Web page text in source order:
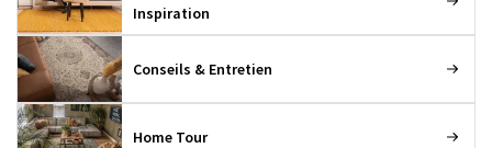
Inspiration
Conseils & Entretien
Home Tour